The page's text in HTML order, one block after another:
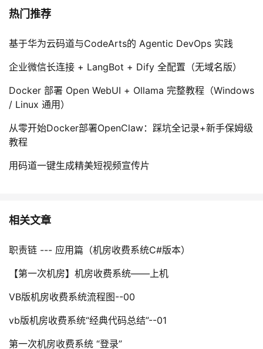
热门推荐
基于华为云码道与CodeArts的 Agentic DevOps 实践
企业微信长连接 + LangBot + Dify 全配置（无域名版）
Docker 部署 Open WebUI + Ollama 完整教程（Windows
/ Linux 通用）
从零开始Docker部署OpenClaw：踩坑全记录+新手保姆级
教程
用码道一键生成精美短视频宣传片
相关文章
职责链 --- 应用篇（机房收费系统C#版本）
【第一次机房】机房收费系统——上机
VB版机房收费系统流程图--00
vb版机房收费系统“经典代码总结”--01
第一次机房收费系统 “登录”